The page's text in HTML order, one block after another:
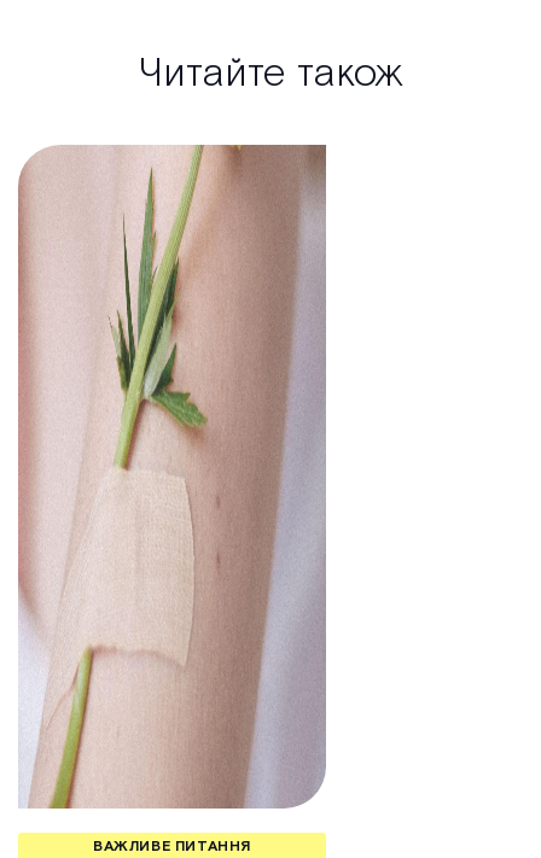
Читайте також
ВАЖЛИВЕ ПИТАННЯ